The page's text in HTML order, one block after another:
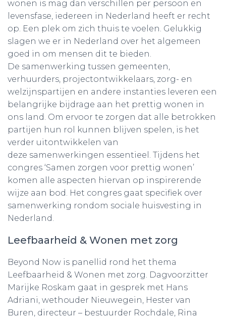
wonen is mag dan verschillen per persoon en
levensfase, iedereen in Nederland heeft er recht
op. Een plek om zich thuis te voelen. Gelukkig
slagen we er in Nederland over het algemeen
goed in om mensen dit te bieden.
De samenwerking tussen gemeenten,
verhuurders, projectontwikkelaars, zorg- en
welzijnspartijen en andere instanties leveren een
belangrijke bijdrage aan het prettig wonen in
ons land. Om ervoor te zorgen dat alle betrokken
partijen hun rol kunnen blijven spelen, is het
verder uitontwikkelen van
deze samenwerkingen essentieel. Tijdens het
congres ‘Samen zorgen voor prettig wonen’
komen alle aspecten hiervan op inspirerende
wijze aan bod. Het congres gaat specifiek over
samenwerking rondom sociale huisvesting in
Nederland.
Leefbaarheid & Wonen met zorg
Beyond Now is panellid rond het thema
Leefbaarheid & Wonen met zorg. Dagvoorzitter
Marijke Roskam gaat in gesprek met Hans
Adriani, wethouder Nieuwegein, Hester van
Buren, directeur – bestuurder Rochdale, Rina